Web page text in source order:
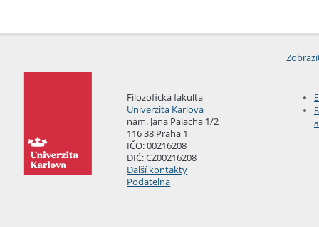
Filozofická fakulta
Univerzita Karlova
nám. Jana Palacha 1/2
116 38 Praha 1
IČO: 00216208
DIČ: CZ00216208
Další kontakty
Podatelna